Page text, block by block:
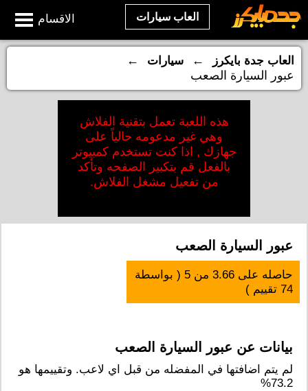
الاقسام العاب سيارات
العاب جدة بايكرز ← سيارات
←
عبور السيارة الصعب
هذه اللعبة تعمل بتقنية الفلاش
وهي غير مدعومه حالياً على
جهازك , اذا كنت تستخدم كمبيوتر
بالفعل قم بتكبير الصفحه وتأكد
من تفعيل مشغل الفلاش.
عبور السيارة الصعب
حاصله على3.66 من5 ( بواسطة
74 تقييم )
بيانات عن عبور السيارة الصعب
لم يتم اضافتها في المفضله من قبل اي لاعب. وتقييمها هو
73.2%